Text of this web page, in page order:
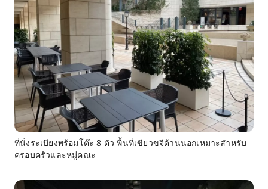
ที่นั่งระเบียงพร้อมโต๊ะ 8 ตัว พื้นที่เขียวขจีด้านนอกเหมาะสำหรับ
ครอบครัวและหมู่คณะ